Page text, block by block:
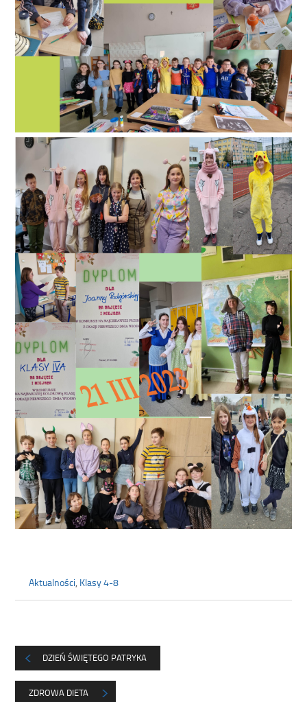
Aktualności Klasy 4-8
DZIEŃ ŚWIĘTEGO PATRYKA
ZDROWA DIETA